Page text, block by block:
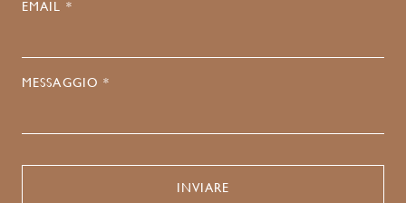
EMAIL *
MESSAGGIO *